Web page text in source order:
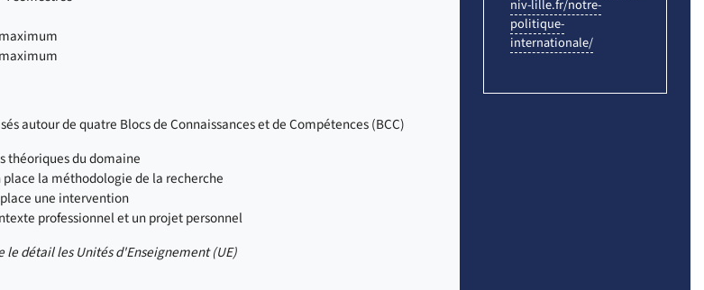
autour de quatre Blocs de Connaissances et de Compétences (BCC)
théoriques du domaine
place la méthodologie de la recherche
une intervention
professionnel et un projet personnel
le détail les Unités d'Enseignement (UE)
niv-lille.fr/notre-
politique-
internationale/